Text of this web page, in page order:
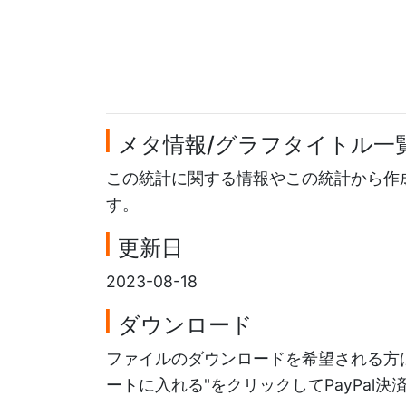
メタ情報/グラフタイトル一
この統計に関する情報やこの統計から
す。
更新日
2023-08-18
ダウンロード
ファイルのダウンロードを希望される
ートに入れる"をクリックしてPayPal決